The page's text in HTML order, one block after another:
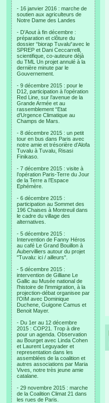
- 16 janvier 2016 : marche de
soutien aux agriculteurs de
Notre Dame des Landes
- D’Aout à fin décembre :
préparation et clôture du
dossier “biorap Tuvalu“avec le
SPREP et Dani Ceccarrelli,
scientifique, co-auteure déjà
du TML Un projet annulé à la
dernière minute par le
Gouvernement.
- 9 décembre 2015 : pour le
D12, participation à l’opération
Red Line, sur l’avenue de la
Grande Armée et au
rassemblement “Etat
d’Urgence Climatique au
Champs de Mars.
- 8 décembre 2015 : un petit
tour en bus dans Paris avec
notre amie et trésorière d’Alofa
Tuvalu à Tuvalu, Risasi
Finikaso.
- 7 décembre 2015 : visite à
l’opération Paris-Terre du Jour
de la Terre a l’Espace
Ephémère.
- 6 décembre 2015 :
participation au Sommet des
196 Chaises à Montreuil dans
le cadre du village des
alternatives.
- 5 décembre 2015 :
Intervention de Fanny Héros
au café Le Grand Bouillon à
Aubervilliers autour du projet
"Tuvalu: ici / ailleurs".
- 5 décembre 2015 :
intervention de Gilliane Le
Gallic au Musée national de
l’histoire de l’immigration, à la
projection-débat organisee par
l’OIM avec Dominique
Duchene, Guigone Camus et
Benoit Mayer.
- Du 1er au 12 décembre
2015 : COP21. Trop à dire
pour un agenda. Observation
au Bourget avec Linda Cohen
et Laurent Leguyader et
representation dans les
assemblées de la coalition et
autres associations par Maria
Vives, notre très jeune amie
catalane.
- 29 novembre 2015 : marche
de la Coalition Climat 21 dans
les rues de Paris.